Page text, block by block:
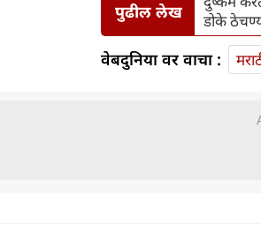
पुढील लेख
डोके
वेबदुनिया वर वाचा :